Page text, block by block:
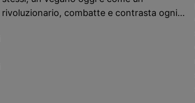
rivoluzionario, combatte e contrasta ogni…